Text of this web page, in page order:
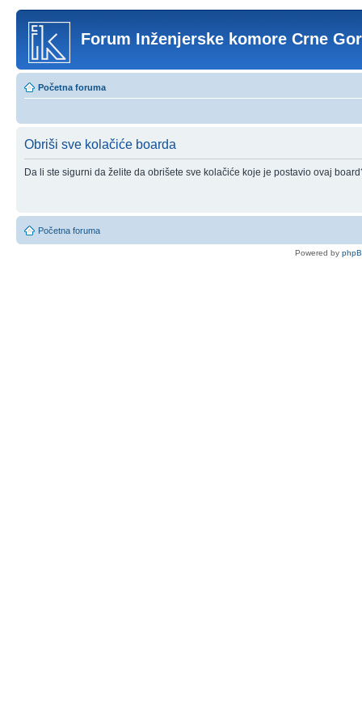
Forum Inženjerske komore Crne
Početna foruma
Obriši sve kolačiće boarda
Da li ste sigurni da želite da obrišete sve kolačiće koje je postavio ovaj
Početna foruma
Powered by